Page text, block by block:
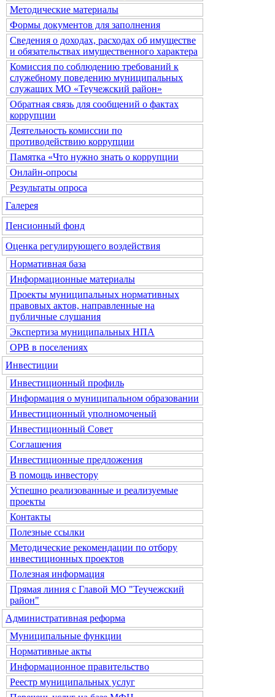
Методические материалы
Формы документов для заполнения
Сведения о доходах, расходах об имуществе
и обязательствах имущественного характера
Комиссия по соблюдению требований к
служебному поведению муниципальных
служащих МО «Теучежский район»
Обратная связь для сообщений о фактах
коррупции
Деятельность комиссии по
противодействию коррупции
Памятка «Что нужно знать о коррупции
Онлайн-опросы
Результаты опроса
Галерея
Пенсионный фонд
Оценка регулирующего воздействия
Нормативная база
Информационные материалы
Проекты муниципальных нормативных
правовых актов, направленные на
публичные слушания
Экспертиза муниципальных НПА
ОРВ в поселениях
Инвестиции
Инвестиционный профиль
Информация о муниципальном образовании
Инвестиционный уполномоченый
Инвестиционный Совет
Соглашения
Инвестиционные предложения
В помощь инвестору
Успешно реализованные и реализуемые
проекты
Контакты
Полезные ссылки
Методические рекомендации по отбору
инвестиционных проектов
Полезная информация
Прямая линия с Главой МО "Теучежский
район"
Административная реформа
Муниципальные функции
Нормативные акты
Информационное правительство
Реестр муниципальных услуг